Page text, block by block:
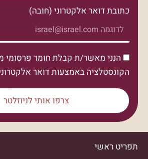
כתובת דואר אלקטרוני (חובה)
הנני מאשר/ת קבלת חומר פרסומי
הקונסטלציה באמצעות דואר
צרפו אותי לניוזלטר
תפריט ראשי